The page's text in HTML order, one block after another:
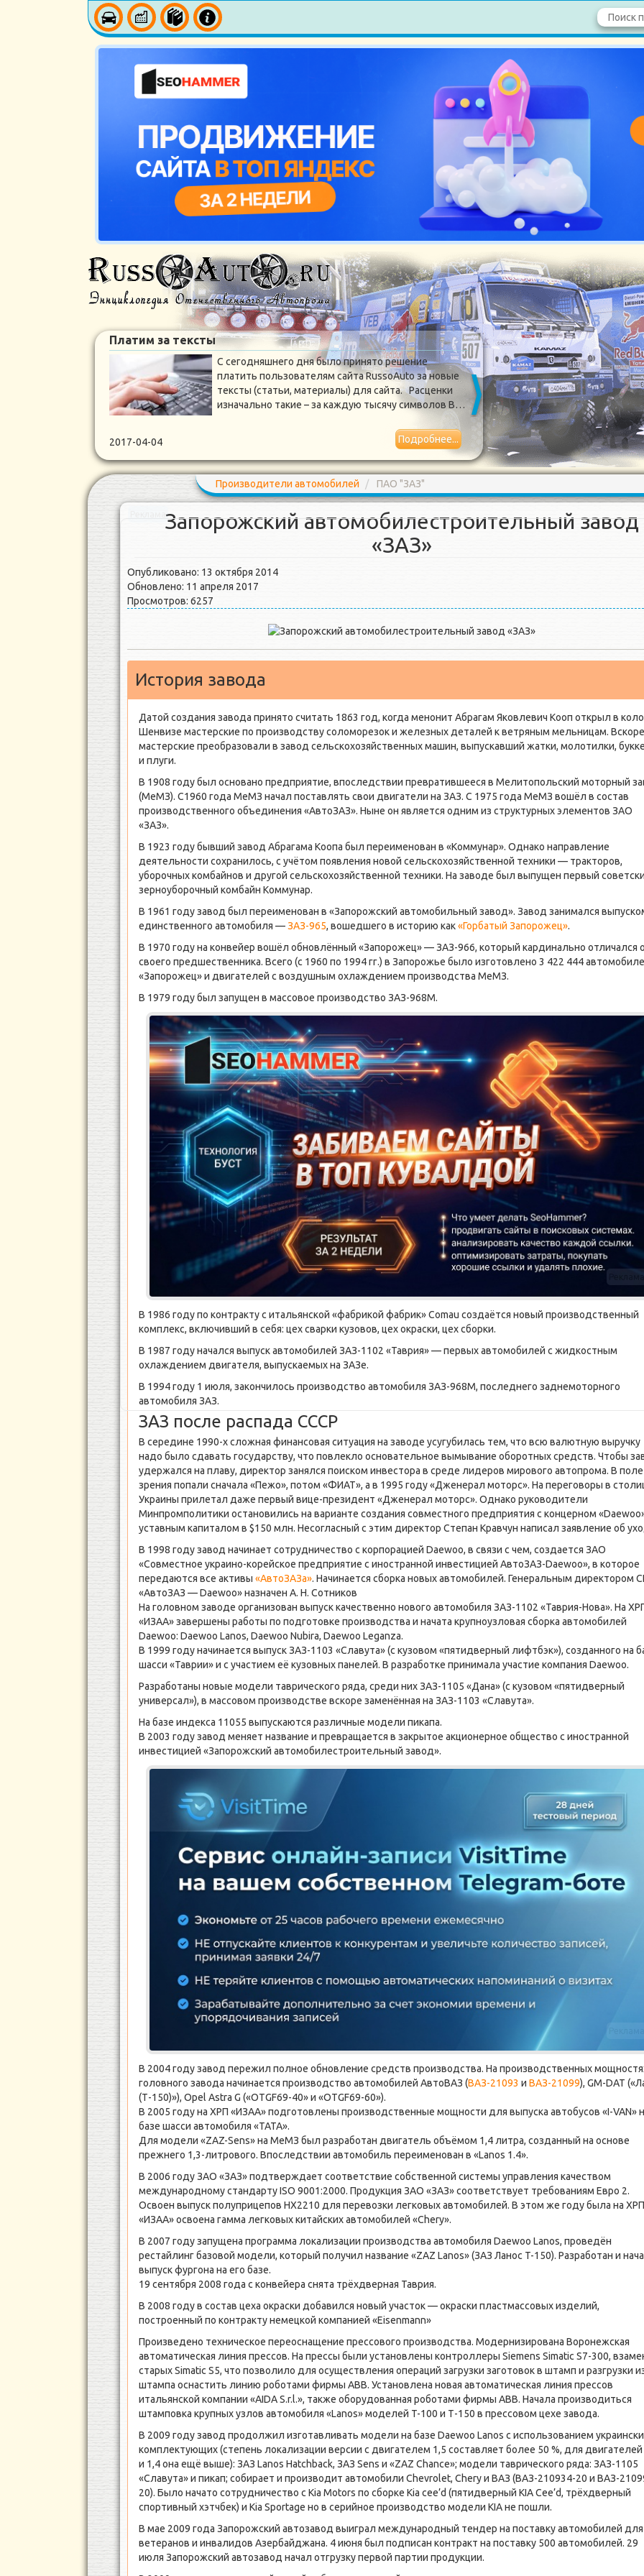
Платим за тексты
С сегодняшнего дня было принято решение
платить пользователям сайта RussoAuto за новые
тексты (статьи, материалы) для сайта. Расценки
изначально такие – за каждую тысячу символов В…
2017-04-04 Подробнее...
Обновился дизайн сайта
Сегодня
RussoAuto.ru
долго и не
был
2017-03-31
Производители автомобилей ПАО "ЗАЗ"
Запорожский автомобилестроительный завод
«ЗАЗ»
Опубликовано: 13 октября 2014
Обновлено: 11 апреля 2017
Просмотров: 6257
История завода
Датой создания завода принято считать 1863 год, когда менонит Абрагам Яковлевич Кооп открыл в
Шенвизе мастерские по производству соломорезок и железных деталей к ветряным мельницам.
мастерские преобразовали в завод сельскохозяйственных машин, выпускавший жатки, молотилки,
и плуги.
В 1908 году был основано предприятие, впоследствии превратившееся в Мелитопольский моторный
(МеМЗ). С1960 года МеМЗ начал поставлять свои двигатели на ЗАЗ. С 1975 года МеМЗ вошёл в состав
производственного объединения «АвтоЗАЗ». Ныне он является одним из структурных элементов ЗАО
«ЗАЗ».
В 1923 году бывший завод Абрагама Коопа был переименован в «Коммунар». Однако направление
деятельности сохранилось, с учётом появления новой сельскохозяйственной техники — тракторов,
уборочных комбайнов и другой сельскохозяйственной техники. На заводе был выпущен первый
зерноуборочный комбайн Коммунар.
В 1961 году завод был переименован в «Запорожский автомобильный завод». Завод занимался
единственного автомобиля —ЗАЗ-965, вошедшего в историю как«Горбатый Запорожец».
В 1970 году на конвейер вошёл обновлённый «Запорожец» — ЗАЗ-966, который кардинально отличался
своего предшественника. Всего (с 1960 по 1994 гг.) в Запорожье было изготовлено 3 422 444
«Запорожец» и двигателей с воздушным охлаждением производства МеМЗ.
В 1979 году был запущен в массовое производство ЗАЗ-968М.
Реклама
В 1986 году по контракту с итальянской «фабрикой фабрик» Comau создаётся новый производственный
комплекс, включивший в себя: цех сварки кузовов, цех окраски, цех сборки.
В 1987 году начался выпуск автомобилей ЗАЗ-1102 «Таврия» — первых автомобилей с жидкостным
охлаждением двигателя, выпускаемых на ЗАЗе.
В 1994 году 1 июля, закончилось производство автомобиля ЗАЗ-968М, последнего заднемоторного
автомобиля ЗАЗ.
ЗАЗ после распада СССР
В середине 1990-х сложная финансовая ситуация на заводе усугубилась тем, что всю валютную выручку
надо было сдавать государству, что повлекло основательное вымывание оборотных средств. Чтобы
удержался на плаву, директор занялся поиском инвестора в среде лидеров мирового автопрома. В поле
зрения попали сначала «Пежо», потом «ФИАТ», а в 1995 году «Дженерал моторс». На переговоры в
Украины прилетал даже первый вице-президент «Дженерал моторс». Однако руководители
Минпромполитики остановились на варианте создания совместного предприятия с концерном
уставным капиталом в $150 млн. Несогласный с этим директор Степан Кравчун написал заявление об
В 1998 году завод начинает сотрудничество с корпорацией Daewoo, в связи с чем, создается ЗАО
«Совместное украино-корейское предприятие с иностранной инвестицией АвтоЗАЗ-Daewoo», в которое
передаются все активы «АвтоЗАЗа». Начинается сборка новых автомобилей. Генеральным директором
«АвтоЗАЗ — Daewoo» назначен А. Н. Сотников
На головном заводе организован выпуск качественно нового автомобиля ЗАЗ-1102 «Таврия-Нова». На
«ИЗАА» завершены работы по подготовке производства и начата крупноузловая сборка автомобилей
Daewoo: Daewoo Lanos, Daewoo Nubira, Daewoo Leganza.
В 1999 году начинается выпуск ЗАЗ-1103 «Славута» (с кузовом «пятидверный лифтбэк»), созданного на
шасси «Таврии» и с участием её кузовных панелей. В разработке принимала участие компания Daewoo.
Разработаны новые модели таврического ряда, среди них ЗАЗ-1105 «Дана» (с кузовом «пятидверный
универсал»), в массовом производстве вскоре заменённая на ЗАЗ-1103 «Славута».
На базе индекса 11055 выпускаются различные модели пикапа.
В 2003 году завод меняет название и превращается в закрытое акционерное общество с иностранной
инвестицией «Запорожский автомобилестроительный завод».
В 2004 году завод пережил полное обновление средств производства. На производственных
головного завода начинается производство автомобилей АвтоВАЗ (ВАЗ-21093 и ВАЗ-21099), GM-DAT
(Т-150)»), Opel Astra G («OTGF69-40» и «OTGF69-60»).
В 2005 году на ХРП «ИЗАА» подготовлены производственные мощности для выпуска автобусов «I-VAN»
базе шасси автомобиля «TATA».
Для модели «ZAZ-Sens» на МеМЗ был разработан двигатель объёмом 1,4 литра, созданный на основе
прежнего 1,3-литрового. Впоследствии автомобиль переименован в «Lanos 1.4».
В 2006 году ЗАО «ЗАЗ» подтверждает соответствие собственной системы управления качеством
международному стандарту ISO 9001:2000. Продукция ЗАО «ЗАЗ» соответствует требованиям Евро 2.
Освоен выпуск полуприцепов НХ2210 для перевозки легковых автомобилей. В этом же году была на ХРП
«ИЗАА» освоена гамма легковых китайских автомобилей «Chery».
В 2007 году запущена программа локализации производства автомобиля Daewoo Lanos, проведён
рестайлинг базовой модели, который получил название «ZAZ Lanos» (ЗАЗ Ланос T-150). Разработан и
выпуск фургона на его базе.
19 сентября 2008 года с конвейера снята трёхдверная Таврия.
В 2008 году в состав цеха окраски добавился новый участок — окраски пластмассовых изделий,
построенный по контракту немецкой компанией «Eisenmann»
Произведено техническое переоснащение прессового производства. Модернизирована Воронежская
автоматическая линия прессов. На прессы были установлены контроллеры Siemens Simatic S7-300,
старых Simatic S5, что позволило для осуществления операций загрузки заготовок в штамп и разгрузки
штампа оснастить линию роботами фирмы ABB. Установлена новая автоматическая линия прессов
итальянской компании «AIDA S.r.l.», также оборудованная роботами фирмы ABB. Начала производиться
штамповка крупных узлов автомобиля «Lanos» моделей T-100 и Т-150 в прессовом цехе завода.
В 2009 году завод продолжил изготавливать модели на базе Daewoo Lanos с использованием
комплектующих (степень локализации версии с двигателем 1,5 составляет более 50 %, для двигателей
и 1,4 она ещё выше): ЗАЗ Lanos Hatchback, ЗАЗ Sens и «ZAZ Chance»; модели таврического ряда: ЗАЗ-1105
«Славута» и пикап; собирает и производит автомобили Chevrolet, Chery и ВАЗ (ВАЗ-210934-20 и ВАЗ-
20). Было начато сотрудничество с Kia Motors по сборке Kia cee’d (пятидверный KIA Cee’d, трёхдверный
спортивный хэтчбек) и Kia Sportage но в серийное производство модели KIA не пошли.
В мае 2009 года Запорожский автозавод выиграл международный тендер на поставку автомобилей для
ветеранов и инвалидов Азербайджана. 4 июня был подписан контракт на поставку 500 автомобилей. 29
июля Запорожский автозавод начал отгрузку первой партии продукции.
Реклама